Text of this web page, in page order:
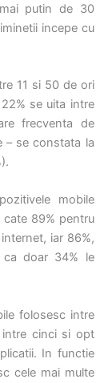
putin de 30
incepe cu
11 si 50 de ori
se uita intre
frecventa de
– se constata la
mobile
cate 89% pentru
iar 86%,
ca doar 34% le
folosesc intre
intre cinci si opt
In functie
cele mai multe